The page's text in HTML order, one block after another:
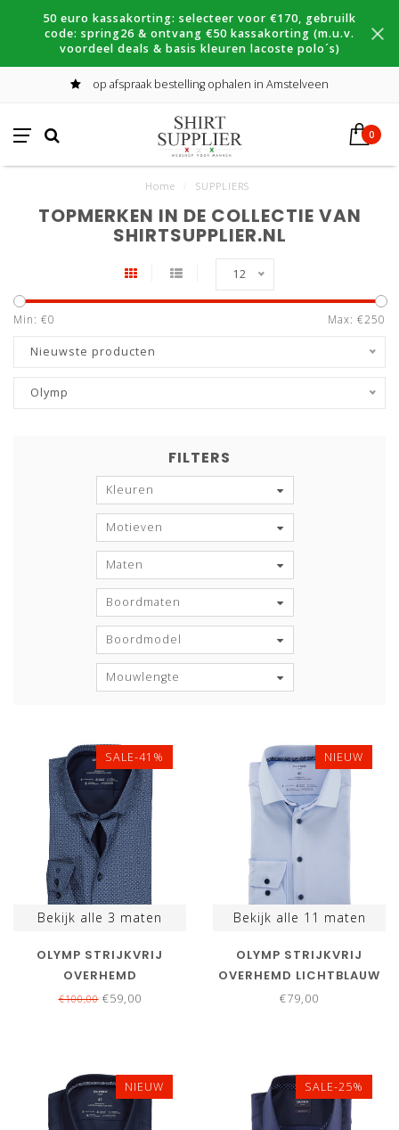
50 euro kassakorting: selecteer voor €170, gebruilk
code: spring26 & ontvang €50 kassakorting (m.u.v.
voordeel deals & basis kleuren lacoste polo´s)
op afspraak bestelling ophalen in Amstelveen
0
Home SUPPLIERS
TOPMERKEN IN DE COLLECTIE VAN
SHIRTSUPPLIER.NL
12
Min: €0 Max: €250
Nieuwste producten
Olymp
FILTERS
Kleuren
Motieven
Maten
Boordmaten
Boordmodel
Mouwlengte
SALE-41%
Bekijk alle 3 maten
OLYMP STRIJKVRIJ
OVERHEMD
DONKERBLAUW BLAUW
€100,00€59,00
NIEUW
Bekijk alle 11 maten
OLYMP STRIJKVRIJ
OVERHEMD LICHTBLAUW
STRETCH
€79,00
NIEUW SALE-25%